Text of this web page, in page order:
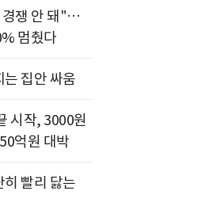
경쟁 안 돼"…
멈췄다
집안 싸움
시작, 3000원
억원 대박
빨리 닳는